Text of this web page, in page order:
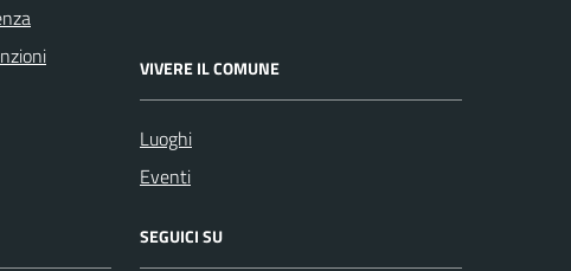
VIVERE IL COMUNE
Luoghi
Eventi
SEGUICI SU